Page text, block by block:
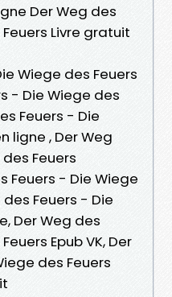
Der Weg des
Livre gratuit
Wiege des Feuers
- Die Wiege des
Feuers - Die
ligne , Der Weg
Feuers
Feuers - Die Wiege
des Feuers - Die
Der Weg des
Epub VK, Der
des Feuers